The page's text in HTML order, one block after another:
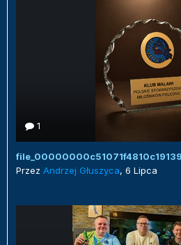
1
Przez Andrzej Głuszyca, 6 Lipca